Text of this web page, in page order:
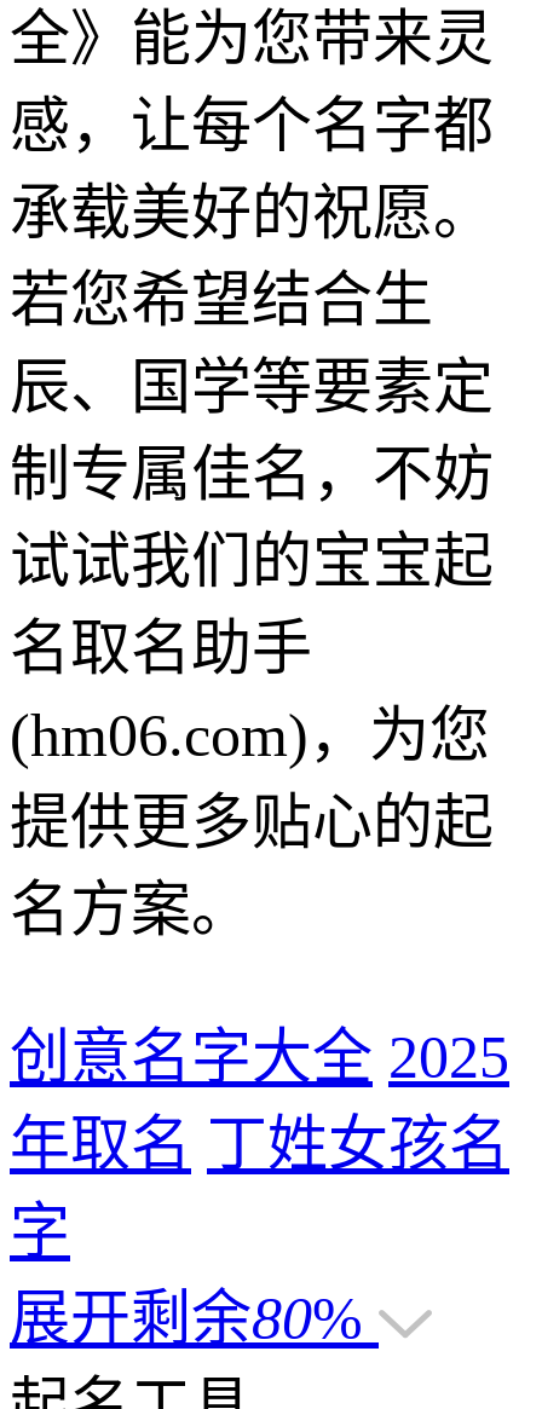
全》能为您带来灵
感，让每个名字都
承载美好的祝愿。
若您希望结合生
辰、国学等要素定
制专属佳名，不妨
试试我们的宝宝起
名取名助手
(hm06.com)，为您
提供更多贴心的起
名方案。
创意名字大全 2025
年取名 丁姓女孩名
字
展开剩余80%